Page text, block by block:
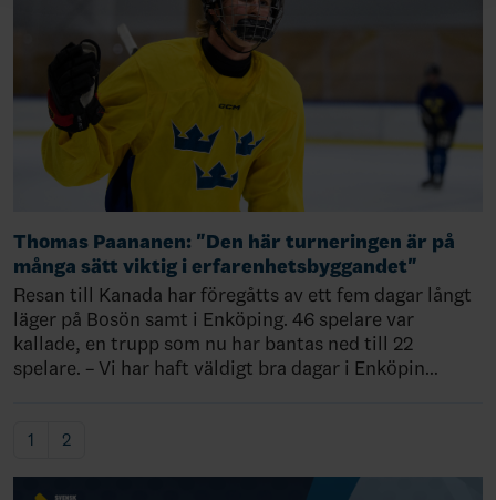
Thomas Paananen: "Den här turneringen är på
många sätt viktig i erfarenhetsbyggandet"
Resan till Kanada har föregåtts av ett fem dagar långt
läger på Bosön samt i Enköping. 46 spelare var
kallade, en trupp som nu har bantas ned till 22
spelare. – Vi har haft väldigt bra dagar i Enköpin…
1 2